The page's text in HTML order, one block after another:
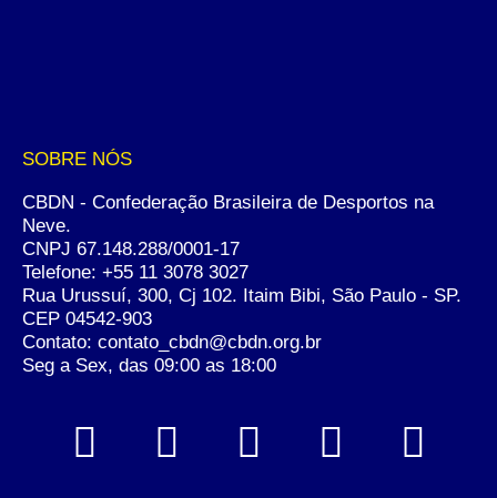
SOBRE NÓS
CBDN - Confederação Brasileira de Desportos na
Neve.
CNPJ 67.148.288/0001-17
Telefone: +55 11 3078 3027
Rua Urussuí, 300, Cj 102. Itaim Bibi, São Paulo - SP.
CEP 04542-903
Contato: contato_cbdn@cbdn.org.br
Seg a Sex, das 09:00 as 18:00